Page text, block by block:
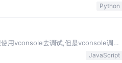
Python
用vconsole去调试,但是vconsole调试
JavaScript